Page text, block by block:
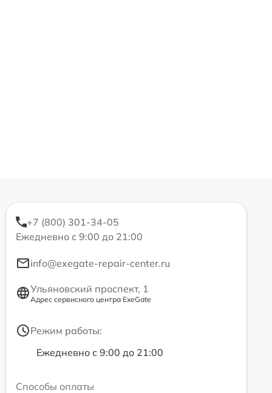
+7 (800) 301-34-05
Ежедневно с 9:00 до 21:00
info@exegate-repair-center.ru
Ульяновский проспект, 1
Адрес сервисного центра ExeGate
Режим работы:
Ежедневно с 9:00 до 21:00
Способы оплаты